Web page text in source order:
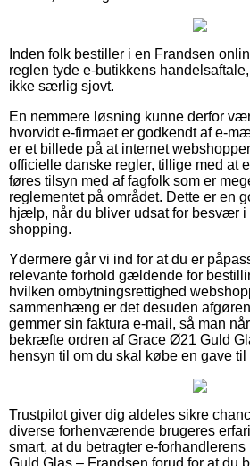
Inden folk bestiller i en Frandsen
reglen tyde e-butikkens
ikke særlig sjovt.
En nemmere løsning kunne derfor
hvorvidt e-firmaet er godkendt af e-
er et billede på at internet
officielle danske regler, tillige med at
føres tilsyn med af fagfolk som er
reglementet på området. Dette er en
hjælp, når du bliver udsat for besvær i
shopping.
Ydermere går vi ind for at du er
relevante forhold gældende for
hvilken ombytningsrettighed
sammenhæng er det desuden
gemmer sin faktura e-mail, så man
bekræfte ordren af Grace Ø21 Guld
hensyn til om du skal købe en gave
Trustpilot giver dig aldeles sikre
diverse forhenværende brugeres
smart, at du betragter e-
Guld Glas – Frandsen forud for at du